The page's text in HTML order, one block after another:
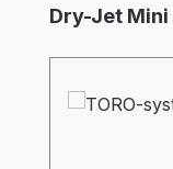
Produktgalerie
Dry-Jet Mini